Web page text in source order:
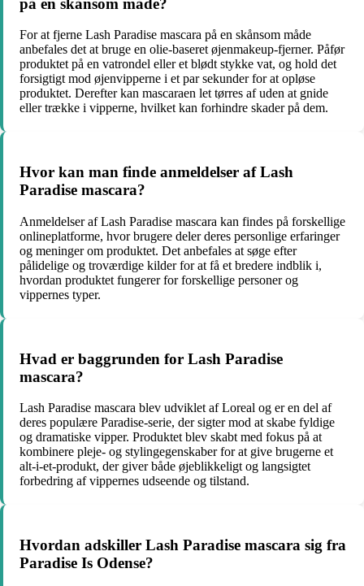
For at fjerne Lash Paradise mascara på en skånsom måde
anbefales det at bruge en olie-baseret øjenmakeup-fjerner. Påfør
produktet på en vatrondel eller et blødt stykke vat, og hold det
forsigtigt mod øjenvipperne i et par sekunder for at opløse
produktet. Derefter kan mascaraen let tørres af uden at gnide
eller trække i vipperne, hvilket kan forhindre skader på dem.
Hvor kan man finde anmeldelser af Lash
Paradise mascara?
Anmeldelser af Lash Paradise mascara kan findes på forskellige
onlineplatforme, hvor brugere deler deres personlige erfaringer
og meninger om produktet. Det anbefales at søge efter
pålidelige og troværdige kilder for at få et bredere indblik i,
hvordan produktet fungerer for forskellige personer og
vippernes typer.
Hvad er baggrunden for Lash Paradise
mascara?
Lash Paradise mascara blev udviklet af Loreal og er en del af
deres populære Paradise-serie, der sigter mod at skabe fyldige
og dramatiske vipper. Produktet blev skabt med fokus på at
kombinere pleje- og stylingegenskaber for at give brugerne et
alt-i-et-produkt, der giver både øjeblikkeligt og langsigtet
forbedring af vippernes udseende og tilstand.
Hvordan adskiller Lash Paradise mascara sig fra
Paradise Is Odense?